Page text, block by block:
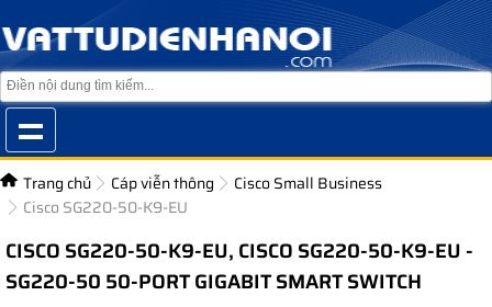
Trang chủ Cáp viễn thông
Cisco Small Business
Cisco SG220-50-K9-EU
CISCO SG220-50-K9-EU, CISCO SG220-50-K9-EU -
SG220-50 50-PORT GIGABIT SMART SWITCH